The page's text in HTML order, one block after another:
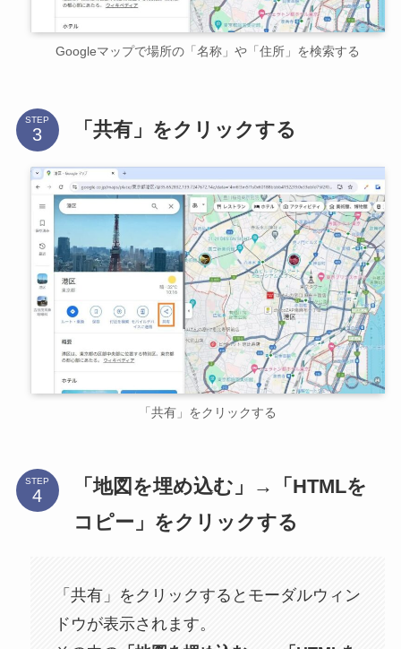
Googleマップで場所の「名称」や「住所」を検索する
STEP 「共有」をクリックする
「共有」をクリックする
STEP
「地図を埋め込む」→「HTMLを
コピー」をクリックする
「共有」をクリックするとモーダルウィン
ドウが表示されます。